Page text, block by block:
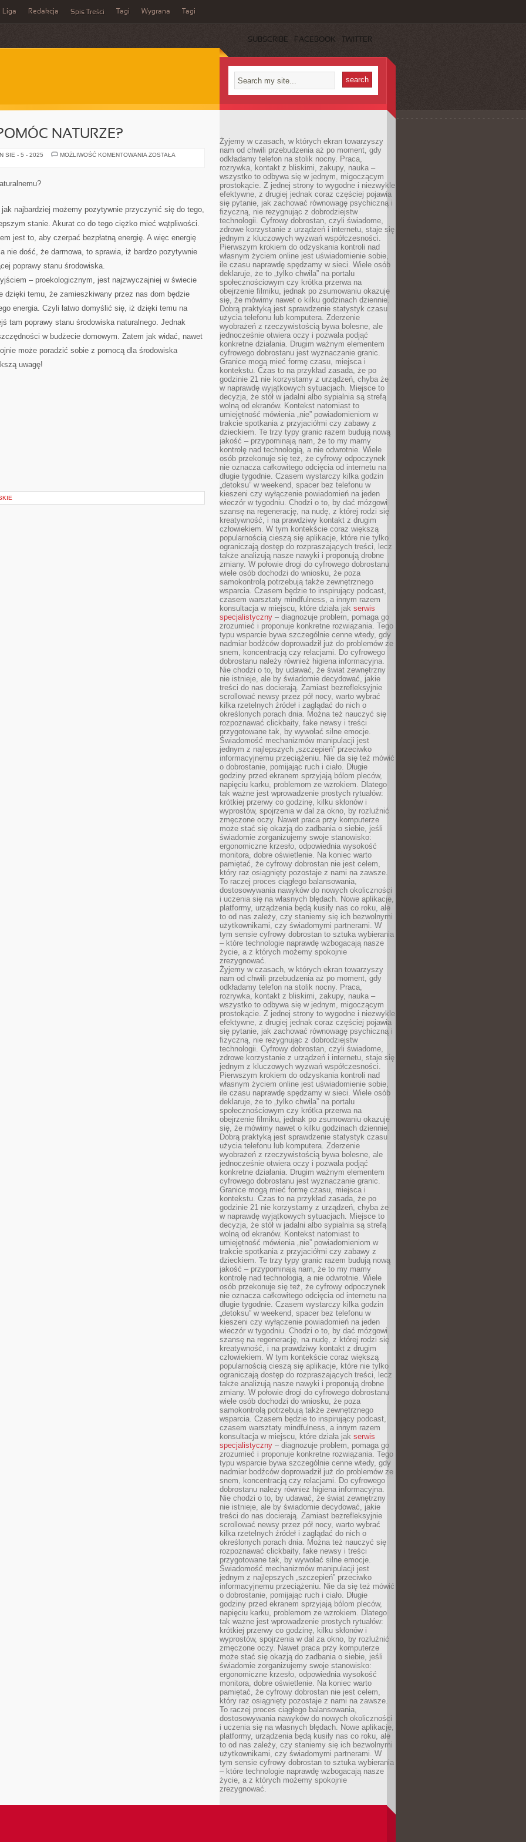
Liga Redakcja Spis Treści Tagi Wygrana Tagi
SUBSCRIBE FACEBOOK TWITTER
NATURZE?
SIE - 5 - 2025 MOŻLIWOŚĆ KOMENTOWANIA CO
ZOSTAŁA
najbardziej możemy pozytywnie przyczynić się do tego,
stanie. Akurat co do tego ciężko mieć wątpliwości.
jest to, aby czerpać bezpłatną energię. A więc energię
nie dość, że darmowa, to sprawia, iż bardzo pozytywnie
poprawy stanu środowiska.
– proekologicznym, jest najzwyczajniej w świecie
dzięki temu, że zamieszkiwany przez nas dom będzie
energia. Czyli łatwo domyślić się, iż dzięki temu na
tam poprawy stanu środowiska naturalnego. Jednak
w budżecie domowym. Zatem jak widać, nawet
może poradzić sobie z pomocą dla środowiska
uwagę!
Żyjemy w czasach, w których ekran towarzyszy
nam od chwili przebudzenia aż po moment, gdy
odkładamy telefon na stolik nocny. Praca,
rozrywka, kontakt z bliskimi, zakupy, nauka –
wszystko to odbywa się w jednym, migoczącym
prostokącie. Z jednej strony to wygodne i niezwykle
efektywne, z drugiej jednak coraz częściej pojawia
się pytanie, jak zachować równowagę psychiczną i
fizyczną, nie rezygnując z dobrodziejstw
technologii. Cyfrowy dobrostan, czyli świadome,
zdrowe korzystanie z urządzeń i internetu, staje się
jednym z kluczowych wyzwań współczesności.
Pierwszym krokiem do odzyskania kontroli nad
własnym życiem online jest uświadomienie sobie,
ile czasu naprawdę spędzamy w sieci. Wiele osób
deklaruje, że to „tylko chwila” na portalu
społecznościowym czy krótka przerwa na
obejrzenie filmiku, jednak po zsumowaniu okazuje
się, że mówimy nawet o kilku godzinach dziennie.
Dobrą praktyką jest sprawdzenie statystyk czasu
użycia telefonu lub komputera. Zderzenie
wyobrażeń z rzeczywistością bywa bolesne, ale
jednocześnie otwiera oczy i pozwala podjąć
konkretne działania. Drugim ważnym elementem
cyfrowego dobrostanu jest wyznaczanie granic.
Granice mogą mieć formę czasu, miejsca i
kontekstu. Czas to na przykład zasada, że po
godzinie 21 nie korzystamy z urządzeń, chyba że
w naprawdę wyjątkowych sytuacjach. Miejsce to
decyzja, że stół w jadalni albo sypialnia są strefą
wolną od ekranów. Kontekst natomiast to
umiejętność mówienia „nie” powiadomieniom w
trakcie spotkania z przyjaciółmi czy zabawy z
dzieckiem. Te trzy typy granic razem budują nową
jakość – przypominają nam, że to my mamy
kontrolę nad technologią, a nie odwrotnie. Wiele
osób przekonuje się też, że cyfrowy odpoczynek
nie oznacza całkowitego odcięcia od internetu na
długie tygodnie. Czasem wystarczy kilka godzin
„detoksu” w weekend, spacer bez telefonu w
kieszeni czy wyłączenie powiadomień na jeden
wieczór w tygodniu. Chodzi o to, by dać mózgowi
szansę na regenerację, na nudę, z której rodzi się
kreatywność, i na prawdziwy kontakt z drugim
człowiekiem. W tym kontekście coraz większą
popularnością cieszą się aplikacje, które nie tylko
ograniczają dostęp do rozpraszających treści, lecz
także analizują nasze nawyki i proponują drobne
zmiany. W połowie drogi do cyfrowego dobrostanu
wiele osób dochodzi do wniosku, że poza
samokontrolą potrzebują także zewnętrznego
wsparcia. Czasem będzie to inspirujący podcast,
czasem warsztaty mindfulness, a innym razem
konsultacja w miejscu, które działa jak serwis
specjalistyczny – diagnozuje problem, pomaga go
zrozumieć i proponuje konkretne rozwiązania. Tego
typu wsparcie bywa szczególnie cenne wtedy, gdy
nadmiar bodźców doprowadził już do problemów ze
snem, koncentracją czy relacjami. Do cyfrowego
dobrostanu należy również higiena informacyjna.
Nie chodzi o to, by udawać, że świat zewnętrzny
nie istnieje, ale by świadomie decydować, jakie
treści do nas docierają. Zamiast bezrefleksyjnie
scrollować newsy przez pół nocy, warto wybrać
kilka rzetelnych źródeł i zaglądać do nich o
określonych porach dnia. Można też nauczyć się
rozpoznawać clickbaity, fake newsy i treści
przygotowane tak, by wywołać silne emocje.
Świadomość mechanizmów manipulacji jest
jednym z najlepszych „szczepień” przeciwko
informacyjnemu przeciążeniu. Nie da się też mówić
o dobrostanie, pomijając ruch i ciało. Długie
godziny przed ekranem sprzyjają bólom pleców,
napięciu karku, problemom ze wzrokiem. Dlatego
tak ważne jest wprowadzenie prostych rytuałów:
krótkiej przerwy co godzinę, kilku skłonów i
wyprostów, spojrzenia w dal za okno, by rozluźnić
zmęczone oczy. Nawet praca przy komputerze
może stać się okazją do zadbania o siebie, jeśli
świadomie zorganizujemy swoje stanowisko:
ergonomiczne krzesło, odpowiednia wysokość
monitora, dobre oświetlenie. Na koniec warto
pamiętać, że cyfrowy dobrostan nie jest celem,
który raz osiągnięty pozostaje z nami na zawsze.
To raczej proces ciągłego balansowania,
dostosowywania nawyków do nowych okoliczności
i uczenia się na własnych błędach. Nowe aplikacje,
platformy, urządzenia będą kusiły nas co roku, ale
to od nas zależy, czy staniemy się ich bezwolnymi
użytkownikami, czy świadomymi partnerami. W
tym sensie cyfrowy dobrostan to sztuka wybierania
– które technologie naprawdę wzbogacają nasze
życie, a z których możemy spokojnie
zrezygnować.
Żyjemy w czasach, w których ekran towarzyszy
nam od chwili przebudzenia aż po moment, gdy
odkładamy telefon na stolik nocny. Praca,
rozrywka, kontakt z bliskimi, zakupy, nauka –
wszystko to odbywa się w jednym, migoczącym
prostokącie. Z jednej strony to wygodne i niezwykle
efektywne, z drugiej jednak coraz częściej pojawia
się pytanie, jak zachować równowagę psychiczną i
fizyczną, nie rezygnując z dobrodziejstw
technologii. Cyfrowy dobrostan, czyli świadome,
zdrowe korzystanie z urządzeń i internetu, staje się
jednym z kluczowych wyzwań współczesności.
Pierwszym krokiem do odzyskania kontroli nad
własnym życiem online jest uświadomienie sobie,
ile czasu naprawdę spędzamy w sieci. Wiele osób
deklaruje, że to „tylko chwila” na portalu
społecznościowym czy krótka przerwa na
obejrzenie filmiku, jednak po zsumowaniu okazuje
się, że mówimy nawet o kilku godzinach dziennie.
Dobrą praktyką jest sprawdzenie statystyk czasu
użycia telefonu lub komputera. Zderzenie
wyobrażeń z rzeczywistością bywa bolesne, ale
jednocześnie otwiera oczy i pozwala podjąć
konkretne działania. Drugim ważnym elementem
cyfrowego dobrostanu jest wyznaczanie granic.
Granice mogą mieć formę czasu, miejsca i
kontekstu. Czas to na przykład zasada, że po
godzinie 21 nie korzystamy z urządzeń, chyba że
w naprawdę wyjątkowych sytuacjach. Miejsce to
decyzja, że stół w jadalni albo sypialnia są strefą
wolną od ekranów. Kontekst natomiast to
umiejętność mówienia „nie” powiadomieniom w
trakcie spotkania z przyjaciółmi czy zabawy z
dzieckiem. Te trzy typy granic razem budują nową
jakość – przypominają nam, że to my mamy
kontrolę nad technologią, a nie odwrotnie. Wiele
osób przekonuje się też, że cyfrowy odpoczynek
nie oznacza całkowitego odcięcia od internetu na
długie tygodnie. Czasem wystarczy kilka godzin
„detoksu” w weekend, spacer bez telefonu w
kieszeni czy wyłączenie powiadomień na jeden
wieczór w tygodniu. Chodzi o to, by dać mózgowi
szansę na regenerację, na nudę, z której rodzi się
kreatywność, i na prawdziwy kontakt z drugim
człowiekiem. W tym kontekście coraz większą
popularnością cieszą się aplikacje, które nie tylko
ograniczają dostęp do rozpraszających treści, lecz
także analizują nasze nawyki i proponują drobne
zmiany. W połowie drogi do cyfrowego dobrostanu
wiele osób dochodzi do wniosku, że poza
samokontrolą potrzebują także zewnętrznego
wsparcia. Czasem będzie to inspirujący podcast,
czasem warsztaty mindfulness, a innym razem
konsultacja w miejscu, które działa jak serwis
specjalistyczny – diagnozuje problem, pomaga go
zrozumieć i proponuje konkretne rozwiązania. Tego
typu wsparcie bywa szczególnie cenne wtedy, gdy
nadmiar bodźców doprowadził już do problemów ze
snem, koncentracją czy relacjami. Do cyfrowego
dobrostanu należy również higiena informacyjna.
Nie chodzi o to, by udawać, że świat zewnętrzny
nie istnieje, ale by świadomie decydować, jakie
treści do nas docierają. Zamiast bezrefleksyjnie
scrollować newsy przez pół nocy, warto wybrać
kilka rzetelnych źródeł i zaglądać do nich o
określonych porach dnia. Można też nauczyć się
rozpoznawać clickbaity, fake newsy i treści
przygotowane tak, by wywołać silne emocje.
Świadomość mechanizmów manipulacji jest
jednym z najlepszych „szczepień” przeciwko
informacyjnemu przeciążeniu. Nie da się też mówić
o dobrostanie, pomijając ruch i ciało. Długie
godziny przed ekranem sprzyjają bólom pleców,
napięciu karku, problemom ze wzrokiem. Dlatego
tak ważne jest wprowadzenie prostych rytuałów:
krótkiej przerwy co godzinę, kilku skłonów i
wyprostów, spojrzenia w dal za okno, by rozluźnić
zmęczone oczy. Nawet praca przy komputerze
może stać się okazją do zadbania o siebie, jeśli
świadomie zorganizujemy swoje stanowisko:
ergonomiczne krzesło, odpowiednia wysokość
monitora, dobre oświetlenie. Na koniec warto
pamiętać, że cyfrowy dobrostan nie jest celem,
który raz osiągnięty pozostaje z nami na zawsze.
To raczej proces ciągłego balansowania,
dostosowywania nawyków do nowych okoliczności
i uczenia się na własnych błędach. Nowe aplikacje,
platformy, urządzenia będą kusiły nas co roku, ale
to od nas zależy, czy staniemy się ich bezwolnymi
użytkownikami, czy świadomymi partnerami. W
tym sensie cyfrowy dobrostan to sztuka wybierania
– które technologie naprawdę wzbogacają nasze
życie, a z których możemy spokojnie
zrezygnować.